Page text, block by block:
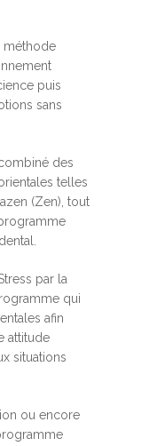
méthode
puis
sans
des
telles
(Zen), tout
par la
qui
afin
attitude
situations
ou encore